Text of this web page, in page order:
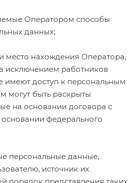
Оператором способы
данных;
нахождения Оператора,
исключением работников
имеют доступ к персональным
могут быть раскрыты
на основании договора с
федерального
данные,
источник их